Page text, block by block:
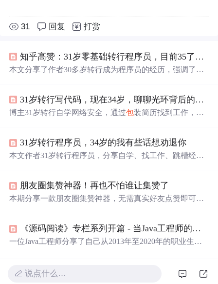
31 回复 打赏
知乎高赞：31岁零基础转行程序员，目前35了，网友：
本文分享了作者30多岁转行成为程序员的经历，强调了自
励和警示潜在转行者评估自身条件和目标。
31岁转行写代码，现在34岁，聊聊光环背后的阴影
博主31岁转行自学网络安全，通过包装简历找到工作，后
全学习资源，包括成长路线图、视频教程等。
31岁转行程序员，34岁的我有些话想劝退你
本文作者31岁转行程序员，分享自学、找工作、跳槽经
技术能力不匹配的尴尬。作者劝30多岁想转行程序员且
皮薄的人慎重，还分享网络安全学习资源。
朋友圈集赞神器！再也不怕谁让集赞了
本期分享一款朋友圈集赞神器，无需真实好友点赞即可快
与自定义评论，使集赞过程既高效又隐私安全。
《源码阅读》专栏系列开篇 - 当Java工程师的这几年
一位Java工程师分享了自己从2013年至2020年的职业生涯
学习Java源码和区块链技术。
说点什么…